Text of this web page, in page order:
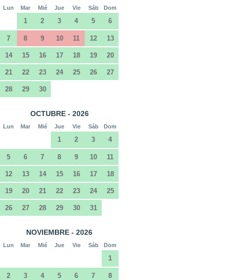
Lun Mar Mié Jue Vie Sáb Dom
1 2 3 4 5 6
7 8 9 10 11 12 13
14 15 16 17 18 19 20
21 22 23 24 25 26 27
28 29 30
OCTUBRE - 2026
Lun Mar Mié Jue Vie Sáb Dom
1 2 3 4
5 6 7 8 9 10 11
12 13 14 15 16 17 18
19 20 21 22 23 24 25
26 27 28 29 30 31
NOVIEMBRE - 2026
Lun Mar Mié Jue Vie Sáb Dom
1
2 3 4 5 6 7 8